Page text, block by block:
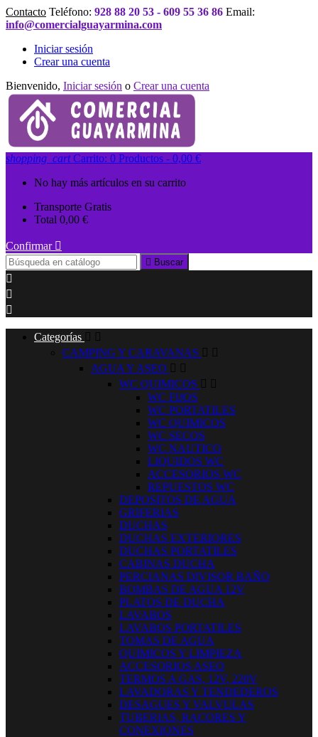
Contacto Teléfono: 928 88 20 53 - 609 55 36 86 Email:
info@comercialguayarmina.com
Iniciar sesión
Crear una cuenta
Bienvenido, Iniciar sesión o Crear una cuenta
shopping_cart Carrito: 0 Productos - 0,00 €
No hay más artículos en su carrito
Transporte Gratis
Total 0,00 €
Confirmar 
 Buscar



Categorías  
CAMPING Y CARAVANAS  
AGUA Y ASEO  
WC QUIMICOS  
WC FIJOS
WC PORTATILES
WC QUIMICOS
WC SECOS
WC NAUTICO
LIQUIDOS WC
ACCESORIOS WC
REPUESTOS WC
DEPOSITOS DE AGUA
GRIFERIAS
DUCHAS
DUCHAS EXTERIORES
DUCHAS PORTATILES
CABINAS DUCHA
PERCIANAS DIVISOR BAÑO
BOMBAS DE AGUA 12V
PLATOS DE DUCHA
LAVABOS
LAVABOS PORTATILES
TOMAS DE AGUA
QUIMICOS Y LIMPIEZA
ACCESORIOS ASEO
TERMOS A GAS, 12V, 220V
LAVADORAS Y TENDEDEROS
DESAGUES Y VALVULAS
TUBERIAS, RACORES Y
CONEXIONES